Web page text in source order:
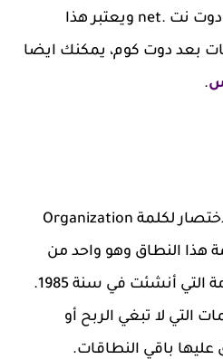
عالميا والتي تنتهي بكلمة دوت نت .net ويعتبر هذا
بعد دوت كوم، يمكنك ايضا
.
معنى .org هو يعبر عن الاختصار لكلمة Organization
هذا النطاق وهو واحد من
أعلى النطاقات المستخدمة التي أنشئت في سنة 1985.
التي لا تبغي الربح أو
باقي النطاقات.